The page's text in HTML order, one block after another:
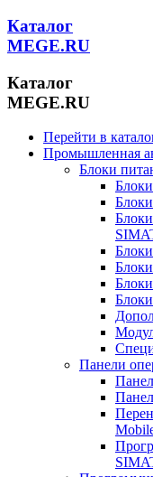
Каталог
MEGE.RU
Каталог
MEGE.RU
Перейти в
Промышленная
Блоки
Панели